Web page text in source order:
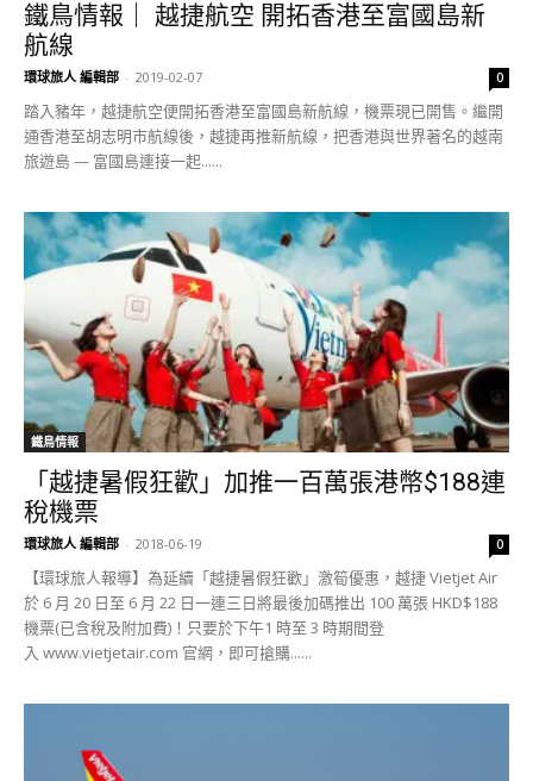
鐵鳥情報｜ 越捷航空 開拓香港至富國島新
航線
環球旅人 編輯部 - 2019-02-07 0
踏入豬年，越捷航空便開拓香港至富國島新航線，機票現已開售。繼開
通香港至胡志明市航線後，越捷再推新航線，把香港與世界著名的越南
旅遊島 — 富國島連接一起......
鐵鳥情報
「越捷暑假狂歡」加推一百萬張港幣$188連
稅機票
環球旅人 編輯部 - 2018-06-19 0
【環球旅人報導】為延續「越捷暑假狂歡」激筍優惠，越捷 Vietjet Air
於 6 月 20 日至 6 月 22 日一連三日將最後加碼推出 100 萬張 HKD$188
機票(已含稅及附加費)！只要於下午1 時至 3 時期間登
入 www.vietjetair.com 官網，即可搶購......